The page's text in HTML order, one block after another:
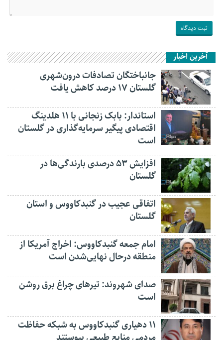
آخرین اخبار
جانباختگان تصادفات درون‌شهری
گلستان ۱۷ درصد کاهش یافت
استاندار: بابک زنجانی با ۱۱ هلدینگ
اقتصادی پیگیر سرمایه‌گذاری در گلستان
است
افزایش ۵۳ درصدی بارندگی‌ها در
گلستان
اتفاقی عجیب در‌ گنبدکاووس و استان
گلستان
امام جمعه گنبدکاووس: اخراج آمریکا از
منطقه درحال نهایی‌شدن است
صدای شهروند: تیرهای چراغ برق روشن
است
۱۱ دهیاری گنبدکاووس به شبکه حفاظت